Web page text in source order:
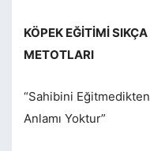
KÖPEK EĞİTİMİ
METOTLARI
“Sahibini
Anlamı Yoktur”